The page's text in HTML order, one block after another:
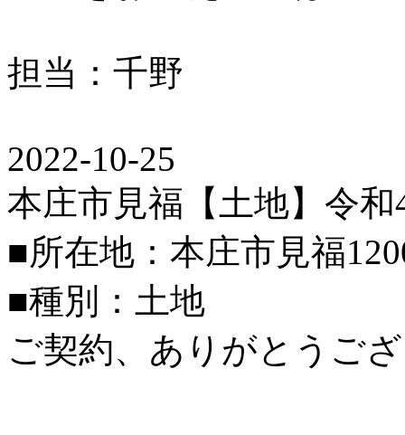
担当：千野
2022-10-25
本庄市見福【土地】令
■所在地：本庄市見福
■種別：土地
ご契約、ありがとうご